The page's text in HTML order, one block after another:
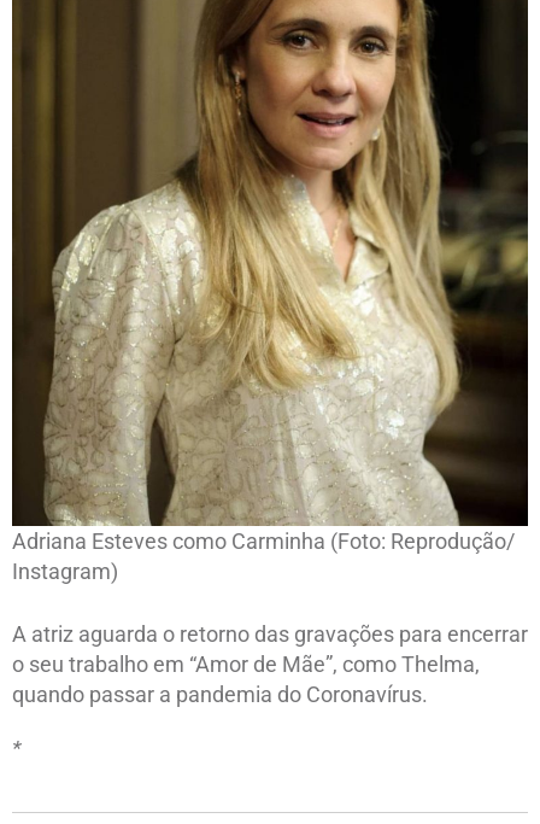
Adriana Esteves como Carminha (Foto: Reprodução/
Instagram)
A atriz aguarda o retorno das gravações para encerrar
o seu trabalho em “Amor de Mãe”, como Thelma,
quando passar a pandemia do Coronavírus.
*